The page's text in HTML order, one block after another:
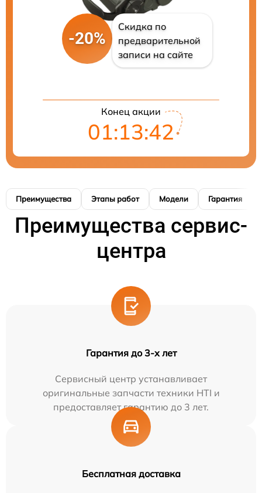
-20%
Скидка по
предварительной
записи на сайте
Конец акции
01:13:41
Преимущества Этапы работ Модели Гарантия
Преимущества сервис-
центра
Гарантия до 3-х лет
Сервисный центр устанавливает
оригинальные запчасти техники HTI и
предоставляет гарантию до 3 лет.
Бесплатная доставка